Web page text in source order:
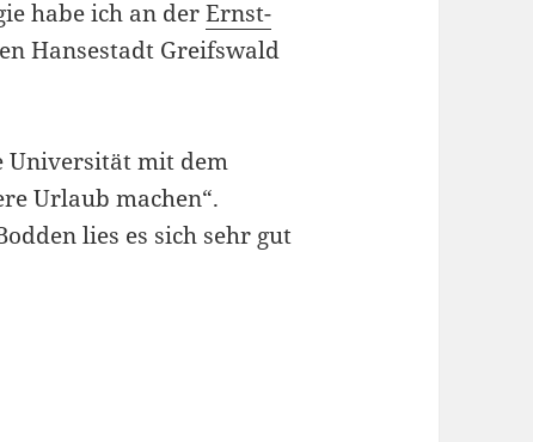
habe ich an derErnst-
Hansestadt Greifswald
Universität mit dem
Urlaub machen“.
lies es sich sehr gut